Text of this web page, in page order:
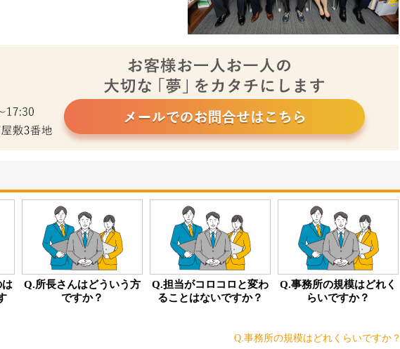
は
Q.所長さんはどういう方
ですか？
Q.担当がコロコロと変わ
ることはないですか？
Q.事務所の規模はどれく
らいですか？
Q.事務所の規模はどれくらいですか？